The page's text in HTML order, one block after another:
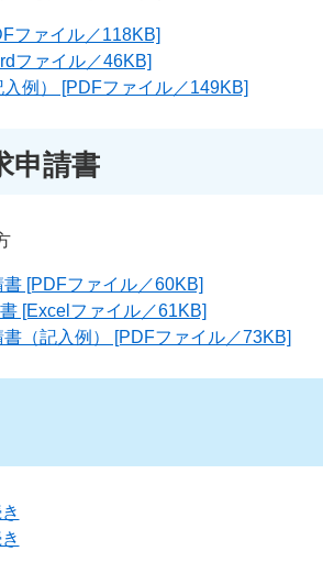
ファイル／118KB]
ファイル／46KB]
例） [PDFファイル／149KB]
申請書
[PDFファイル／60KB]
[Excelファイル／61KB]
（記入例） [PDFファイル／73KB]